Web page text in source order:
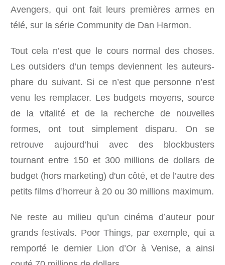
Avengers, qui ont fait leurs premières armes en
télé, sur la série Community de Dan Harmon.
Tout cela n’est que le cours normal des choses.
Les outsiders d’un temps deviennent les auteurs-
phare du suivant. Si ce n’est que personne n’est
venu les remplacer. Les budgets moyens, source
de la vitalité et de la recherche de nouvelles
formes, ont tout simplement disparu. On se
retrouve aujourd’hui avec des blockbusters
tournant entre 150 et 300 millions de dollars de
budget (hors marketing) d'un côté, et de l’autre des
petits films d’horreur à 20 ou 30 millions maximum.
Ne reste au milieu qu’un cinéma d’auteur pour
grands festivals. Poor Things, par exemple, qui a
remporté le dernier Lion d’Or à Venise, a ainsi